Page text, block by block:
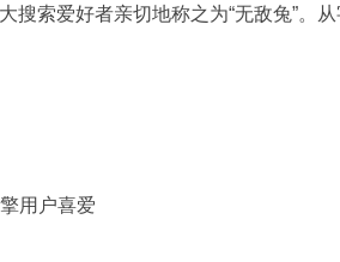
搜索爱好者亲切地称之为“无敌兔”。
用户喜爱